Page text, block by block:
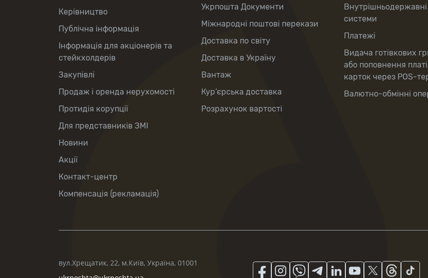
Керівництво
Публічна інформація
Інформація для акціонерів та
стейкхолдерів
Закупівлі
Продаж і оренда нерухомості
Протидія корупції
Для представників ЗМІ
Новини
Акції
Контакт-центр
Компенсація (рекламація)
Укрпошта Документи
Міжнародні поштові перекази
Доставка по світу
Доставка в Україну
Вантаж
Кур’єрська доставка
Розрахунок вартості
Внутрішньодержавні
системи
Платежі
Видача готівкових
або поповнення
карток через POS-
Валютно-обмінні
вул.Хрещатик, 22, м.Київ, Україна, 01001